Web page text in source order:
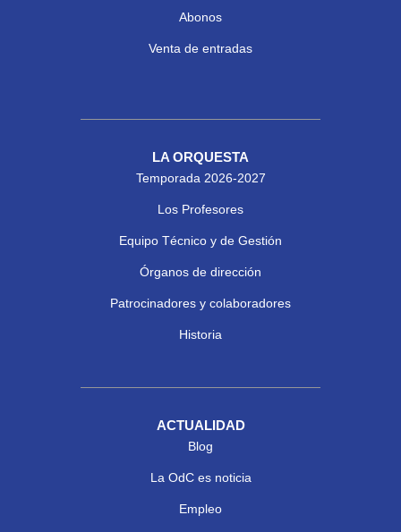
Abonos
Venta de entradas
LA ORQUESTA
Temporada 2026-2027
Los Profesores
Equipo Técnico y de Gestión
Órganos de dirección
Patrocinadores y colaboradores
Historia
ACTUALIDAD
Blog
La OdC es noticia
Empleo